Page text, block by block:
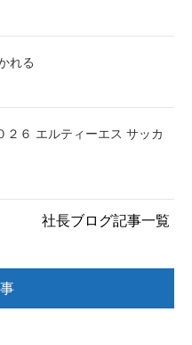
れる
２６ エルティーエス サッカ
社長ブログ記事一覧